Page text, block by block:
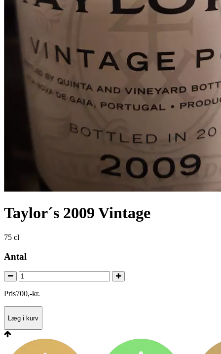
Taylor´s 2009 Vintage
75 cl
Antal
Pris700,-kr.
Læg i kurv